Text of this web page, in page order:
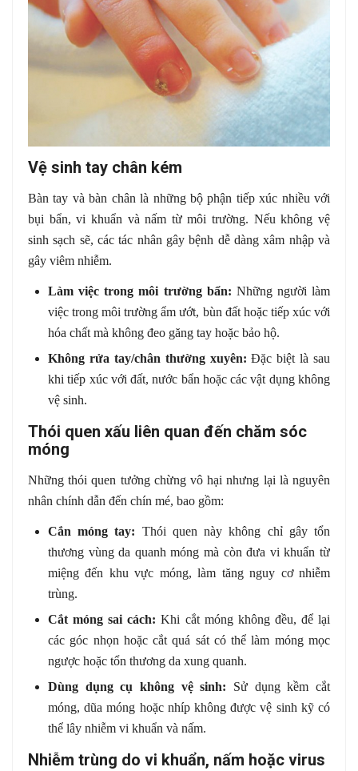
Vệ sinh tay chân kém
Bàn tay và bàn chân là những bộ phận tiếp xúc nhiều với
bụi bẩn, vi khuẩn và nấm từ môi trường. Nếu không vệ
sinh sạch sẽ, các tác nhân gây bệnh dễ dàng xâm nhập và
gây viêm nhiễm.
Làm việc trong môi trường bẩn: Những người làm
việc trong môi trường ẩm ướt, bùn đất hoặc tiếp xúc với
hóa chất mà không đeo găng tay hoặc bảo hộ.
Không rửa tay/chân thường xuyên: Đặc biệt là sau
khi tiếp xúc với đất, nước bẩn hoặc các vật dụng không
vệ sinh.
Thói quen xấu liên quan đến chăm sóc
móng
Những thói quen tưởng chừng vô hại nhưng lại là nguyên
nhân chính dẫn đến chín mé, bao gồm:
Cắn móng tay: Thói quen này không chỉ gây tổn
thương vùng da quanh móng mà còn đưa vi khuẩn từ
miệng đến khu vực móng, làm tăng nguy cơ nhiễm
trùng.
Cắt móng sai cách: Khi cắt móng không đều, để lại
các góc nhọn hoặc cắt quá sát có thể làm móng mọc
ngược hoặc tổn thương da xung quanh.
Dùng dụng cụ không vệ sinh: Sử dụng kềm cắt
móng, dũa móng hoặc nhíp không được vệ sinh kỹ có
thể lây nhiễm vi khuẩn và nấm.
Nhiễm trùng do vi khuẩn, nấm hoặc virus